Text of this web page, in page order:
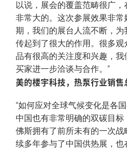
以说，展会的覆盖范畴很广
非常大的。这次参展效果非常
期，我们的展台人流不断，
传起到了很大的作用。很多
品有很高的关注度和兴趣，
买家进一步洽谈与合作。”
美的楼宇科技，热泵行业销
“如何应对全球气候变化是各
中国也有非常明确的双碳目
佛斯拥有了前所未有的一次
续多年参与了中国供热展，